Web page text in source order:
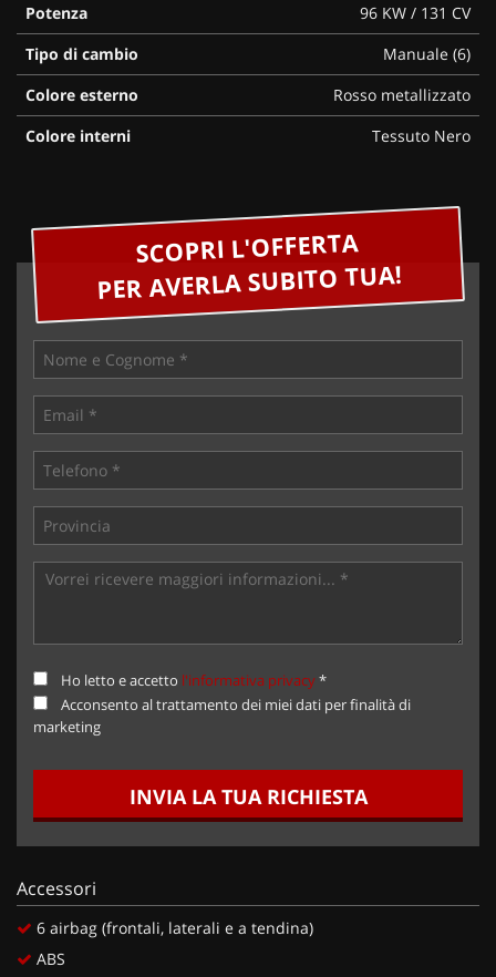
Potenza
96 KW / 131 CV
Tipo di cambio
Manuale (6)
Colore esterno
Rosso metallizzato
Colore interni
Tessuto Nero
SCOPRI L'OFFERTA
PER AVERLA SUBITO TUA!
Ho letto e accetto l'informativa privacy*
Acconsento al trattamento dei miei dati per finalità di
marketing
INVIA LA TUA RICHIESTA
Accessori
6 airbag (frontali, laterali e a tendina)
ABS